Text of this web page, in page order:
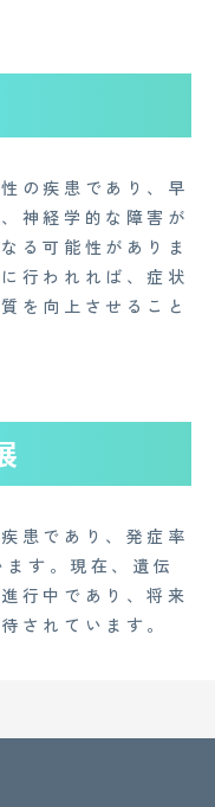
の疾患であり、早
神経学的な障害が
る可能性がありま
行われれば、症状
を向上させること
患であり、発症率
す。現在、遺伝
行中であり、将来
されています。